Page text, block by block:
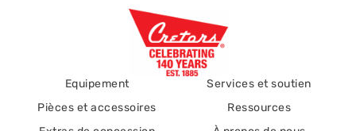
Equipement
Pièces et accessoires
Services et soutien
Ressources